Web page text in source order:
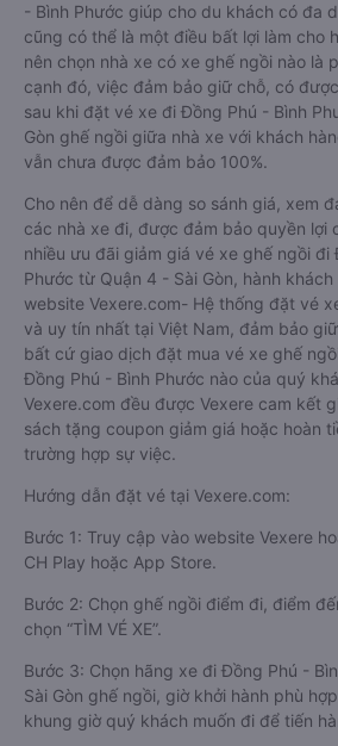
- Bình Phước giúp cho du khách có đa
cũng có thể là một điều bất lợi làm cho
nên chọn nhà xe có xe ghế ngồi nào là
cạnh đó, việc đảm bảo giữ chỗ, có
sau khi đặt vé xe đi Đồng Phú - Bình
Gòn ghế ngồi giữa nhà xe với khách
vẫn chưa được đảm bảo 100%.
Cho nên để dễ dàng so sánh giá, xem
các nhà xe đi, được đảm bảo quyền lợi
nhiều ưu đãi giảm giá vé xe ghế ngồi đi
Phước từ Quận 4 - Sài Gòn, hành
website Vexere.com- Hệ thống đặt vé
và uy tín nhất tại Việt Nam, đảm bảo
bất cứ giao dịch đặt mua vé xe ghế
Đồng Phú - Bình Phước nào của quý
Vexere.com đều được Vexere cam kết
sách tặng coupon giảm giá hoặc hoàn
trường hợp sự việc.
Hướng dẫn đặt vé tại Vexere.com:
Bước 1: Truy cập vào website Vexere
CH Play hoặc App Store.
Bước 2: Chọn ghế ngồi điểm đi, điểm
chọn “TÌM VÉ XE”.
Bước 3: Chọn hãng xe đi Đồng Phú -
Sài Gòn ghế ngồi, giờ khởi hành phù
khung giờ quý khách muốn đi để tiến